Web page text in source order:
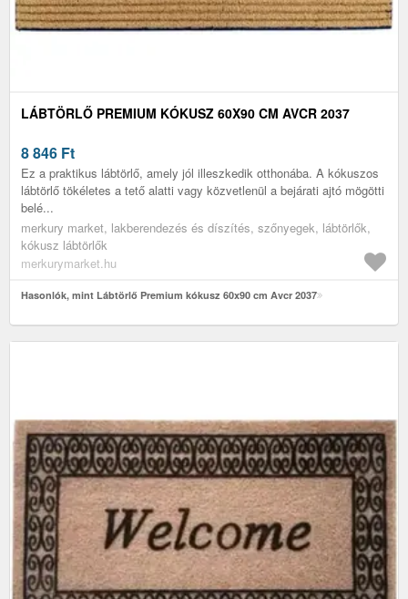
LÁBTÖRLŐ PREMIUM KÓKUSZ 60X90 CM AVCR 2037
8 846 Ft
Ez a praktikus lábtörlő, amely jól illeszkedik otthonába. A kókuszos
lábtörlő tökéletes a tető alatti vagy közvetlenül a bejárati ajtó mögötti
belé...
merkury market, lakberendezés és díszítés, szőnyegek, lábtörlők,
kókusz lábtörlők
merkurymarket.hu
Hasonlók, mint Lábtörlő Premium kókusz 60x90 cm Avcr 2037